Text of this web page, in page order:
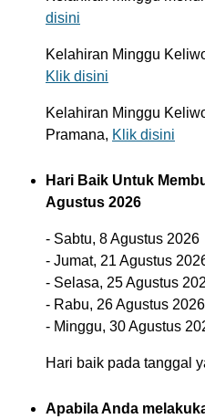
disini
Kelahiran Minggu
Klik disini
Kelahiran Minggu
Pramana, Klik disini
Hari Baik Untuk
Agustus 2026
- Sabtu, 8 Agustus 2026
- Jumat, 21 Agustus
- Selasa, 25 Agustus
- Rabu, 26 Agustus 2026
- Minggu, 30 Agustus
Hari baik pada tanggal
Apabila Anda